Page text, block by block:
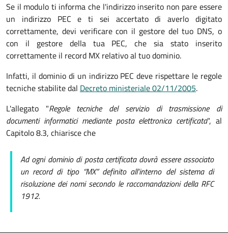
Se il modulo ti informa che l'indirizzo inserito non pare essere
un indirizzo PEC e ti sei accertato di averlo digitato
correttamente, devi verificare con il gestore del tuo DNS, o
con il gestore della tua PEC, che sia stato inserito
correttamente il record MX relativo al tuo dominio.
Infatti, il dominio di un indirizzo PEC deve rispettare le regole
tecniche stabilite dal Decreto ministeriale 02/11/2005.
L'allegato "Regole tecniche del servizio di trasmissione di
documenti informatici mediante posta elettronica certificata", al
Capitolo 8.3, chiarisce che
Ad ogni dominio di posta certificata dovrà essere associato
un record di tipo “MX” definito all'interno del sistema di
risoluzione dei nomi secondo le raccomandazioni della RFC
1912.